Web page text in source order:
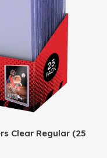
Clear Regular (25